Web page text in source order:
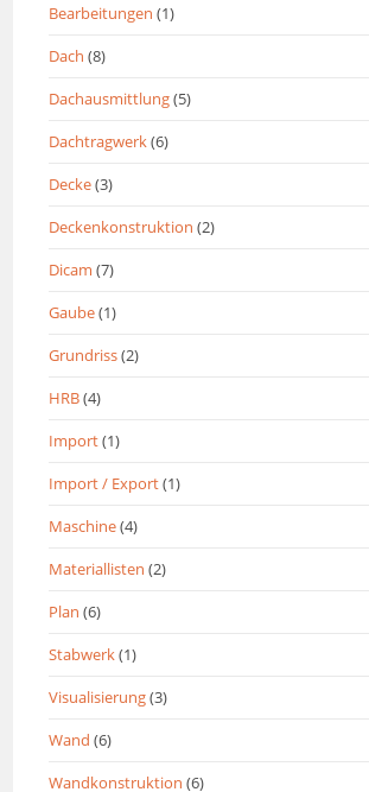
Bearbeitungen (1)
Dach (8)
Dachausmittlung(5)
Dachtragwerk(6)
Decke(3)
Deckenkonstruktion (2)
Dicam (7)
Gaube(1)
Grundriss(2)
HRB(4)
Import(1)
Import / Export(1)
Maschine(4)
Materiallisten (2)
Plan (6)
Stabwerk(1)
Visualisierung(3)
Wand (6)
Wandkonstruktion (6)